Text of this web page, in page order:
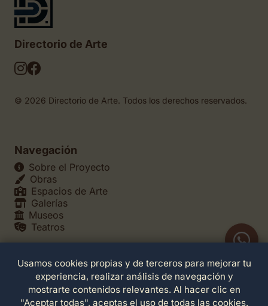
Directorio de Arte
© 2026 Directorio de Arte. Todos los derechos reservados.
Navegación
Sobre el Proyecto
Obras
Espacios de Arte
Galerías
Museos
Teatros
Legales
Política de Privacidad
Política de Cookies
Usamos cookies propias y de terceros para mejorar tu
experiencia, realizar análisis de navegación y
mostrarte contenidos relevantes. Al hacer clic en
"Aceptar todas", aceptas el uso de todas las cookies.